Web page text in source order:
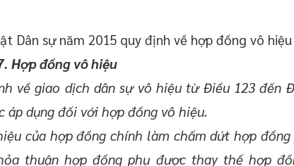
Dân sự năm 2015 quy định về hợp đồng vô hiệu
Hợp đồng vô hiệu
về giao dịch dân sự vô hiệu từ Điều 123 đến
áp dụng đối với hợp đồng vô hiệu.
của hợp đồng chính làm chấm dứt hợp
thuận hợp đồng phụ được thay thế hợp